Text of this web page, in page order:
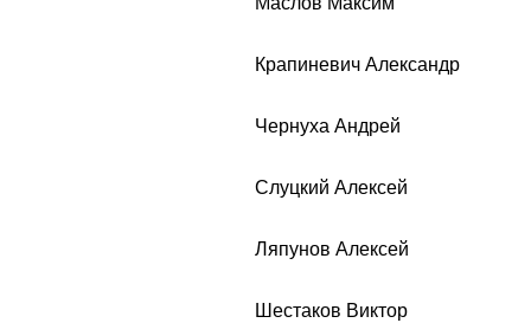
Крапиневич Александр
Чернуха Андрей
Слуцкий Алексей
Ляпунов Алексей
Шестаков Виктор